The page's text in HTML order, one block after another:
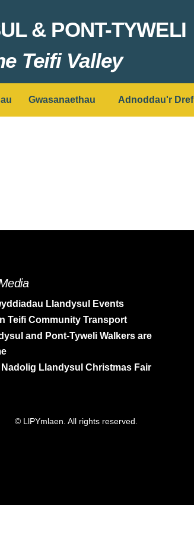
& PONT-TYWELI
Teifi Valley
Gwasanaethau Adnoddau'r Dref
Llandysul Events
Teifi Community Transport
and Pont-Tyweli Walkers are
Nadolig Llandysul Christmas Fair
© LlPYmlaen. All rights reserved.